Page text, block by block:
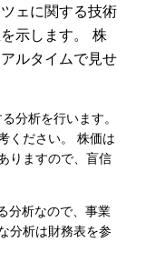
ェに関する技術
示します。 株
ルタイムで見せ
分析を行います。
ください。 株価は
りますので、盲信
分析なので、事業
分析は財務表を参